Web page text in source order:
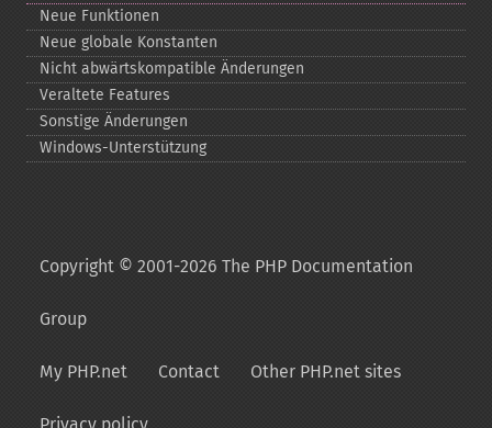
Neue Funktionen
Neue globale Konstanten
Nicht abwärtskompatible Änderungen
Veraltete Features
Sonstige Änderungen
Windows-​Unterstützung
Copyright © 2001-2026 The PHP Documentation
Group
My PHP.net Contact Other PHP.net sites